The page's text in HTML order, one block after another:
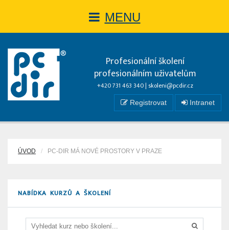
MENU
Profesionální školení
profesionálním uživatelům
+420 731 463 340 | skoleni@pcdir.cz
Registrovat Intranet
ÚVOD PC-DIR MÁ NOVÉ PROSTORY V PRAZE
NABÍDKA KURZŮ A ŠKOLENÍ